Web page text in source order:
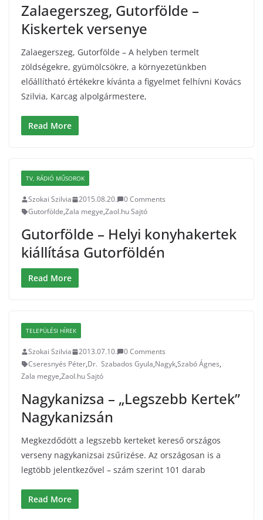
Zalaegerszeg, Gutorfölde –
Kiskertek versenye
Zalaegerszeg, Gutorfölde – A helyben termelt
zöldségekre, gyümölcsökre, a környezetünkben
előállítható értékekre kívánta a figyelmet felhívni Kovács
Szilvia, Karcag alpolgármestere,
Read More
TV, RÁDIÓ MŰSOROK
Szokai Szilvia 2015.08.20.
0 Comments
Gutorfölde,Zala megye,Zaol.hu Sajtó
Gutorfölde – Helyi konyhakertek
kiállítása Gutorföldén
Read More
TELEPÜLÉSI HÍREK
Szokai Szilvia 2013.07.10.
0 Comments
Cseresnyés Péter,Dr. Szabados Gyula,Nagyk,Szabó Ágnes,
Zala megye,Zaol.hu Sajtó
Nagykanizsa – „Legszebb Kertek”
Nagykanizsán
Megkezdődött a legszebb kerteket kereső országos
verseny nagykanizsai zsűrizése. Az országosan is a
legtöbb jelentkezővel – szám szerint 101 darab
Read More